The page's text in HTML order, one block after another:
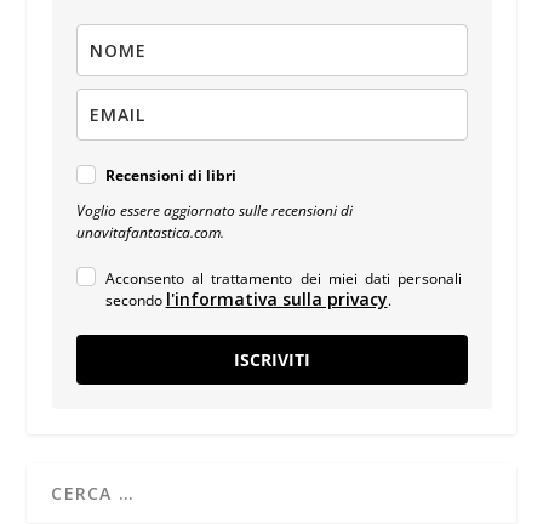
Recensioni di libri
Voglio essere aggiornato sulle recensioni di
unavitafantastica.com.
Acconsento al trattamento dei miei dati personali
secondo l'informativa sulla privacy.
ISCRIVITI